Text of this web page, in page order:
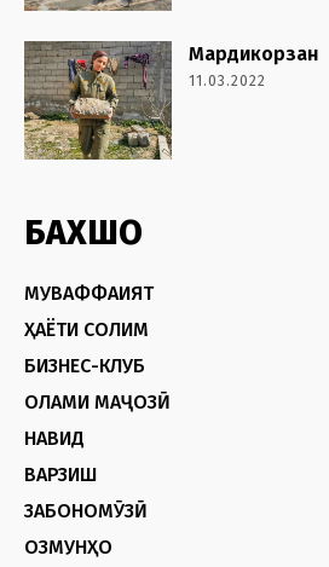
Мардикорзан
11.03.2022
БАХШҲО
МУВАФФАҚИЯТ
ҲАЁТИ СОЛИМ
БИЗНЕС-КЛУБ
ОЛАМИ МАҶОЗӢ
НАВИД
ВАРЗИШ
ЗАБОНОМӮЗӢ
ОЗМУНҲО